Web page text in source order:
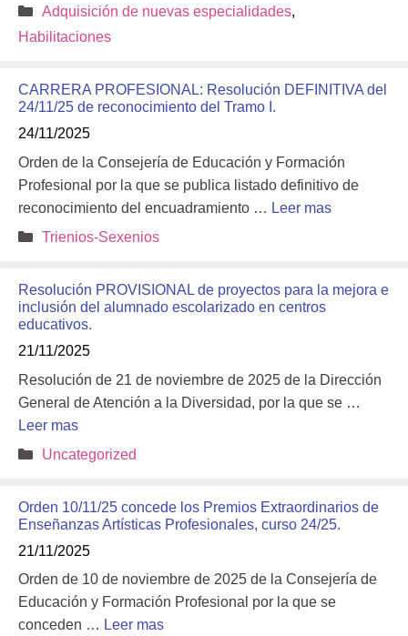
Categorías
Adquisición de nuevas especialidades,
Habilitaciones
CARRERA PROFESIONAL: Resolución DEFINITIVA del
24/11/25 de reconocimiento del Tramo I.
24/11/2025
Orden de la Consejería de Educación y Formación
Profesional por la que se publica listado definitivo de
reconocimiento del encuadramiento … Leer mas
Categorías
Trienios-Sexenios
Resolución PROVISIONAL de proyectos para la mejora e
inclusión del alumnado escolarizado en centros
educativos.
21/11/2025
Resolución de 21 de noviembre de 2025 de la Dirección
General de Atención a la Diversidad, por la que se …
Leer mas
Categorías
Uncategorized
Orden 10/11/25 concede los Premios Extraordinarios de
Enseñanzas Artísticas Profesionales, curso 24/25.
21/11/2025
Orden de 10 de noviembre de 2025 de la Consejería de
Educación y Formación Profesional por la que se
conceden … Leer mas